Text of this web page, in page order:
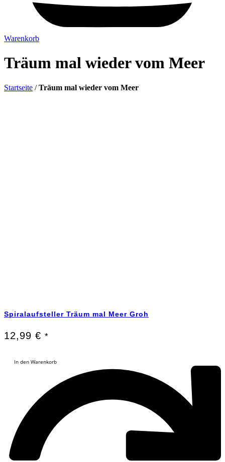
Warenkorb
Träum mal wieder vom Meer
Startseite /Träum mal wieder vom Meer
Spiralaufsteller Träum mal Meer Groh
12,99 € *
In den Warenkorb